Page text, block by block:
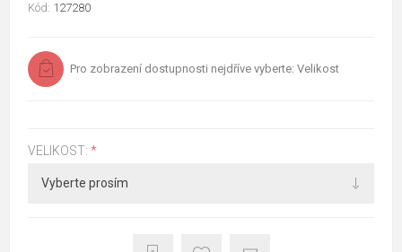
Kód: 127280
Pro zobrazení dostupnosti nejdříve vyberte: Velikost
VELIKOST: *